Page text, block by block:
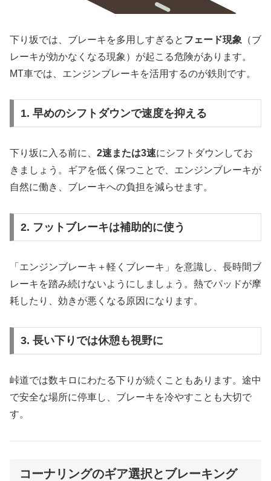
下り坂では、ブレーキを多用しすぎると フェード現象 （ブ
レーキが効かなくなる現象）が起こる危険があります。
MT車では、エンジンブレーキを活用するのが鉄則です。
1. 早めのシフトダウンで速度を抑える
下り坂に入る前に、 2速または3速にシフトダウンしてお
きましょう。ギアを低く保つことで、エンジンブレーキが
自然に働き、ブレーキへの負担を減らせます。
2. フットブレーキは補助的に使う
「エンジンブレーキ＋軽くブレーキ」を意識し、長時間ブ
レーキを踏み続けないようにしましょう。熱でパッドが摩
耗したり、効きが悪くなる原因になります。
3. 長い下りでは休憩も視野に
峠道では数キロにわたる下りが続くこともあります。途中
で安全な場所に停車し、ブレーキを冷やすことも大切で
す。
コーナリングのギア選択とブレーキング